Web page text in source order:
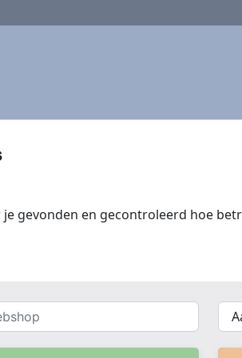
gevonden en gecontroleerd hoe
{{
}}